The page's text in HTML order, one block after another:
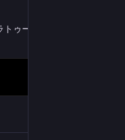
トゥーン3